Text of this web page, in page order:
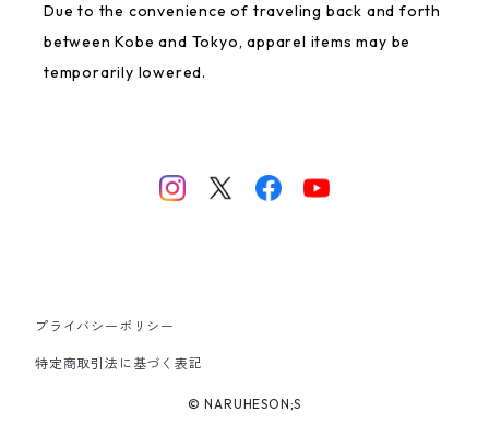
Mai Space
Due to the convenience of traveling back and forth
between Kobe and Tokyo, apparel items may be
temporarily lowered.
プライバシーポリシー
特定商取引法に基づく表記
© NARUHESON;S